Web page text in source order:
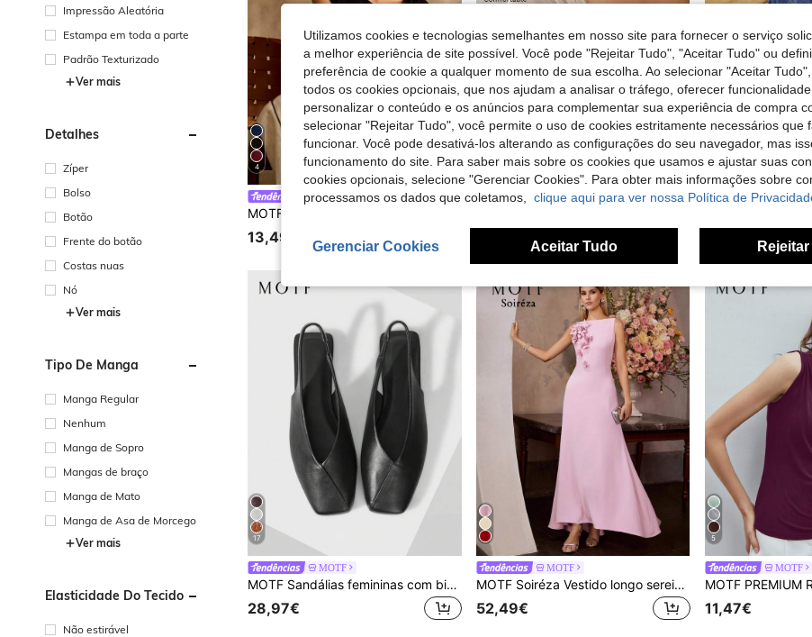
Impressão Aleatória
Estampa em toda a parte
Padrão Texturizado
Ver mais
Detalhes
Zíper
Bolso
Botão
Frente do botão
Costas nuas
Nó
Ver mais
Tipo De Manga
Manga Regular
Nenhum
Manga de Sopro
Mangas de braço
Manga de Mato
Manga de Asa de Morcego
Ver mais
Elasticidade Do Tecido
Não estirável
4
MOTF
13,49€
MOTF MOTF
17
MOTF
MOTF Sandálias femininas com bico quadrado, tira no calcanhar e recorte em V, estilo retrô europeu e americano. Cor preta. Versáteis, casuais, leves, confortáveis, simples e elegantes. Calçados de alta qualidade.
28,97€
MOTF
MOTF Soiréza Vestido longo sereia feminino com gola redonda, sem mangas e estampa floral 3D, para primavera/verão.
52,49€
5
MOTF
11,47€
Utilizamos cookies e tecnologias semelhantes em nosso site para fornecer o serviço
a melhor experiência de site possível. Você pode "Rejeitar Tudo", "Aceitar Tudo" ou
preferência de cookie a qualquer momento de sua escolha. Ao selecionar "Aceitar
todos os cookies opcionais, que nos ajudam a analisar o tráfego, oferecer
personalizar o conteúdo e os anúncios para complementar sua experiência de compra
selecionar "Rejeitar Tudo", você permite o uso de cookies estritamente necessários que
funcionar. Você pode desativá-los alterando as configurações do seu navegador, mas
funcionamento do site. Para saber mais sobre os cookies que usamos e ajustar suas
cookies opcionais, selecione "Gerenciar Cookies". Para obter mais informações sobre
processamos os dados que coletamos, clique aqui para ver nossa Política de
Gerenciar Cookies Aceitar Tudo